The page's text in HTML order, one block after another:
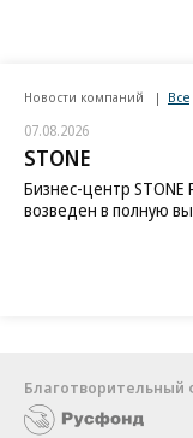
Новости компаний Все
07.08.2026
STONE
Бизнес-центр STONE
возведен в полную
Благотворительный